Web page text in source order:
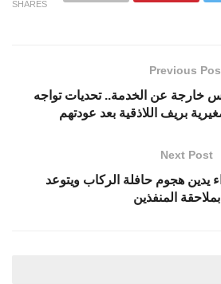
SHARES
Previous
خارجة عن الخدمة.. تحديات تواجه
بريف اللاذقية بعد عودتهم
Next Post
يدين هجوم حافلة الركاب ويتوعد
بملاحقة المنفذين